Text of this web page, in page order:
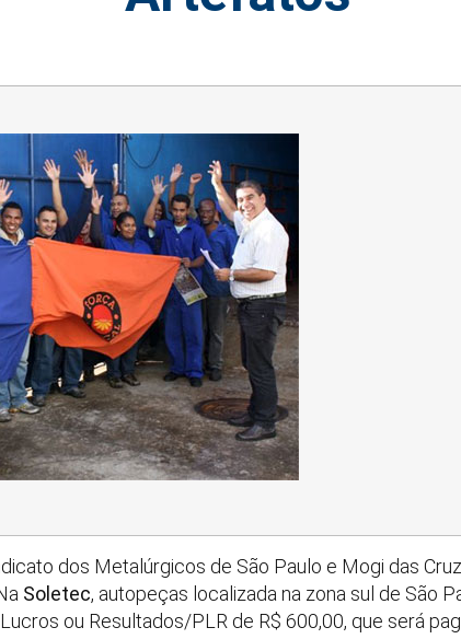
dos Metalúrgicos de São Paulo e Mogi das
Soletec, autopeças localizada na zona sul de São
ou Resultados/PLR de R$ 600,00, que será